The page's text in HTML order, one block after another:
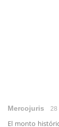
Mercojuris 28
El monto